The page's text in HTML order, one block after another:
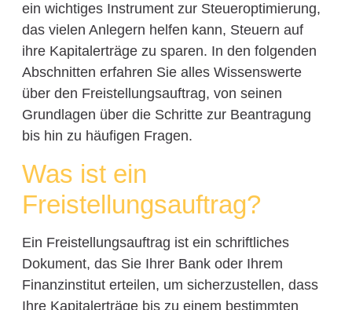
ein wichtiges Instrument zur Steueroptimierung,
das vielen Anlegern helfen kann, Steuern auf
ihre Kapitalerträge zu sparen. In den folgenden
Abschnitten erfahren Sie alles Wissenswerte
über den Freistellungsauftrag, von seinen
Grundlagen über die Schritte zur Beantragung
bis hin zu häufigen Fragen.
Was ist ein
Freistellungsauftrag?
Ein Freistellungsauftrag ist ein schriftliches
Dokument, das Sie Ihrer Bank oder Ihrem
Finanzinstitut erteilen, um sicherzustellen, dass
Ihre Kapitalerträge bis zu einem bestimmten